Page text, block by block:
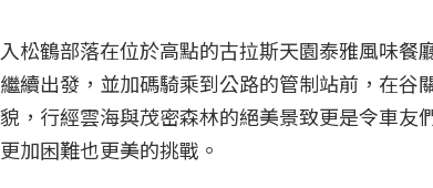
松鶴部落在位於高點的古拉斯天園泰雅風味餐
續出發，並加碼騎乘到公路的管制站前，在谷
，行經雲海與茂密森林的絕美景致更是令車友
加困難也更美的挑戰。